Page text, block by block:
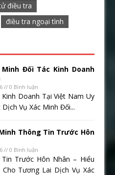
điều tra
điều tra ngoại tình
Minh Đối Tác Kinh Doanh
// 0 Bình luận
Doanh Tại Việt Nam Uy
Vụ Xác Minh Đối...
Thông Tin Trước Hôn
// 0 Bình luận
Trước Hôn Nhân – Hiểu
Tương Lai Dịch Vụ Xác